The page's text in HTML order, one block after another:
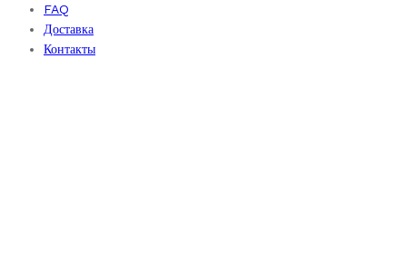
FAQ
Доставка
Контакты